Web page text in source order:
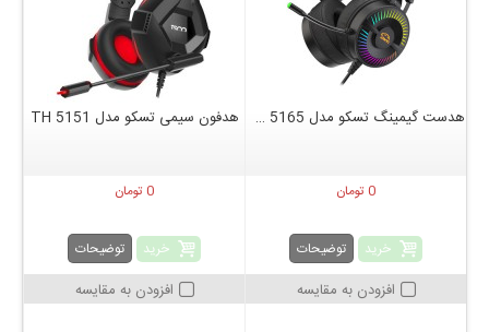
هدست گیمینگ تسکو مدل Tsco GH 5165
0 تومان
خرید توضیحات
افزودن به مقایسه
هدفون سیمی تسکو مدل TH 5151
0 تومان
خرید توضیحات
افزودن به مقایسه